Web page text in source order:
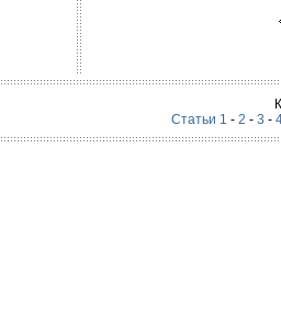
Статьи 1 - 2 - 3 -